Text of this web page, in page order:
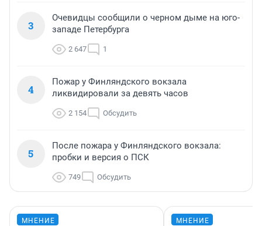
3
Очевидцы сообщили о черном дыме на юго-
западе Петербурга
2 647 1
4
Пожар у Финляндского вокзала
ликвидировали за девять часов
2 154 Обсудить
5
После пожара у Финляндского вокзала:
пробки и версия о ПСК
749 Обсудить
МНЕНИЕ МНЕНИЕ